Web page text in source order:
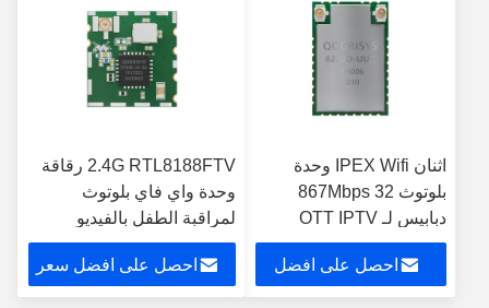
اثنان IPEX Wifi وحدة
بلوتوث 867Mbps 32
دبابيس لـ OTT IPTV
احصل على افضل
2.4G RTL8188FTV رقاقة
وحدة واي فاي بلوتوث
لمراقبة الطفل بالفيديو
احصل على افضل سعر